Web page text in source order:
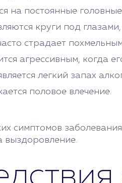
на постоянные
круги под
страдает
агрессивным, когда
легкий запах
половое влечение.
симптомов